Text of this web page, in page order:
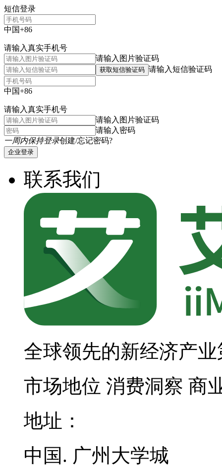
短信登录
中国+86
请输入真实手机号
请输入图片验证码
获取短信验证码 请输入短信验证码
中国+86
请输入真实手机号
请输入图片验证码
请输入密码
一周内保持登录创建/忘记密码?
企业登录
联系我们
全球领先的新经济产
市场地位 消费洞察 商
地址：
中国. 广州大学城